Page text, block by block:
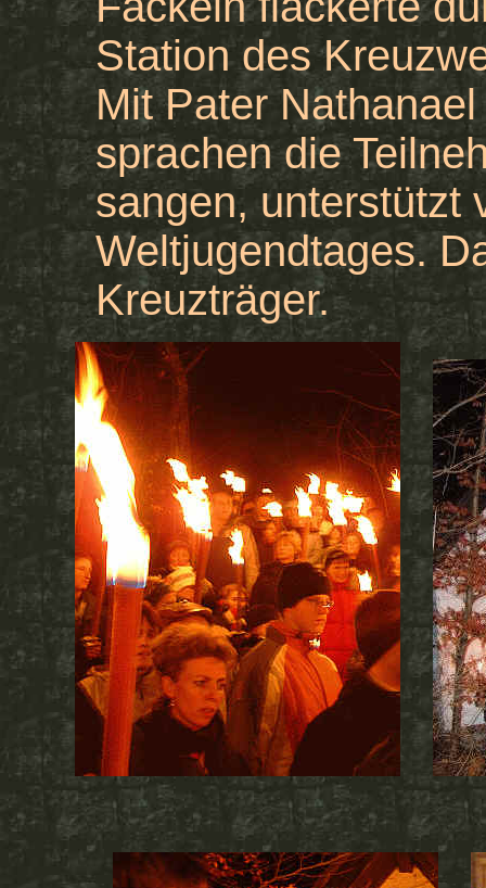
Station des
Mit Pater
sprachen die
sangen, unterstützt
Weltjugendtages.
Kreuzträger.